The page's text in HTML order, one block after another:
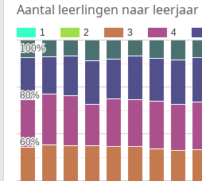
Aantal leerlingen naar leerjaar
1 2 3 4
60%
60%
80%
80%
100%
100%